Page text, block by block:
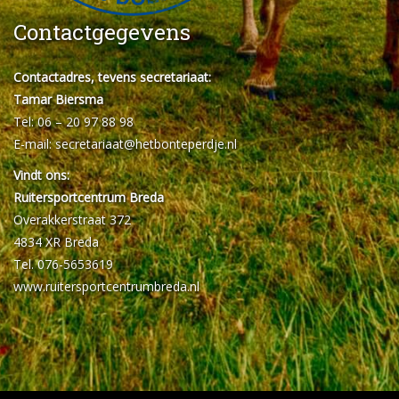
Contactgegevens
Contactadres, tevens secretariaat:
Tamar Biersma
Tel: 06 – 20 97 88 98
E-mail:secretariaat@hetbonteperdje.nl
Vindt ons:
Ruitersportcentrum Breda
Overakkerstraat 372
4834 XR Breda
Tel. 076-5653619
www.ruitersportcentrumbreda.nl